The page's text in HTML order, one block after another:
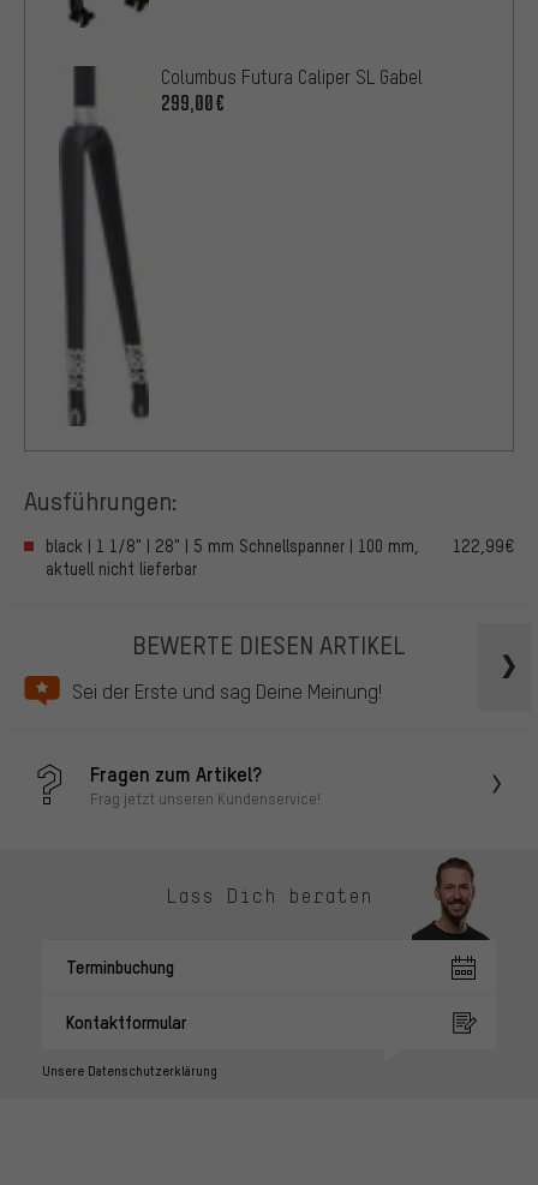
Columbus Futura Caliper SL Gabel
299,00€
Ausführungen:
black | 1 1/8" | 28" | 5 mm Schnellspanner | 100 mm,
aktuell nicht lieferbar
122,99€
BEWERTE DIESEN ARTIKEL
Sei der Erste und sag Deine Meinung!
Fragen zum Artikel?
Frag jetzt unseren Kundenservice!
Lass Dich beraten
Terminbuchung
Kontaktformular
Unsere Datenschutzerklärung